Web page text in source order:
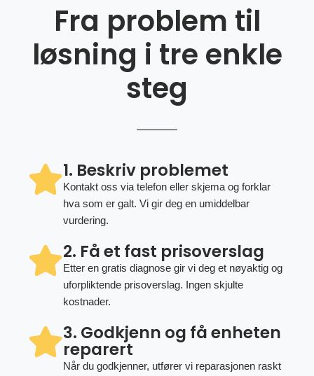
Fra problem til
løsning i tre enkle
steg
1. Beskriv problemet
Kontakt oss via telefon eller skjema og forklar
hva som er galt. Vi gir deg en umiddelbar
vurdering.
2. Få et fast prisoverslag
Etter en gratis diagnose gir vi deg et nøyaktig og
uforpliktende prisoverslag. Ingen skjulte
kostnader.
3. Godkjenn og få enheten
reparert
Når du godkjenner, utfører vi reparasjonen raskt